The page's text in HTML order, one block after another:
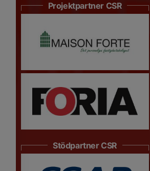
Projektpartner CSR
Stödpartner CSR